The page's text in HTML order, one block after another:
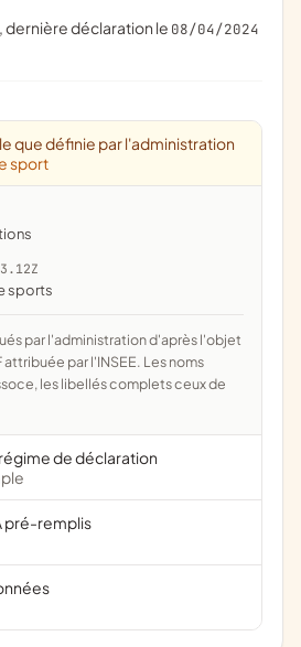
, dernière déclaration le 08/04/2024
que définie par l'administration
sport
sports
par l'INSEE. Les noms
les libellés complets ceux de
de déclaration
pré-remplis